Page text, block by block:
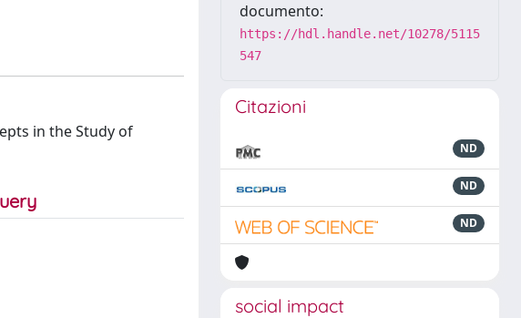
in the Study of
documento:
https://hdl.handle.net/10278/5115
547
Citazioni
ND
ND
ND
social impact